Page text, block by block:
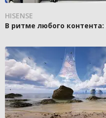
HISENSE
В ритме любого контента: